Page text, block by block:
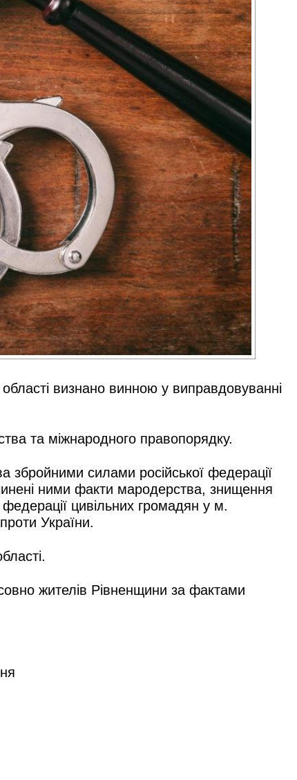
визнано винною у виправдовуванні
та міжнародного правопорядку.
збройними силами російської федерації
ними факти мародерства, знищення
федерації цивільних громадян у м.
України.
жителів Рівненщини за фактами